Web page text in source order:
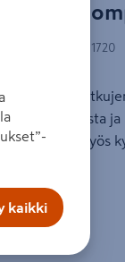
6411501511720
(3/4")
erittäin lujasta ja
myös
kaikki